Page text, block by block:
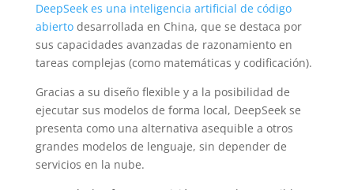
DeepSeek es una inteligencia artificial de código
abiertodesarrollada en China, que se destaca por
sus capacidades avanzadas de razonamiento en
tareas complejas (como matemáticas y codificación).
Gracias a su diseño flexible y a la posibilidad de
ejecutar sus modelos de forma local, DeepSeek se
presenta como una alternativa asequible a otros
grandes modelos de lenguaje, sin depender de
servicios en la nube.